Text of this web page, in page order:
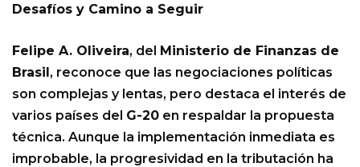
Desafíos y Camino a Seguir
Felipe A. Oliveira, del Ministerio de Finanzas de
Brasil, reconoce que las negociaciones políticas
son complejas y lentas, pero destaca el interés de
varios países del G-20 en respaldar la propuesta
técnica. Aunque la implementación inmediata es
improbable, la progresividad en la tributación ha